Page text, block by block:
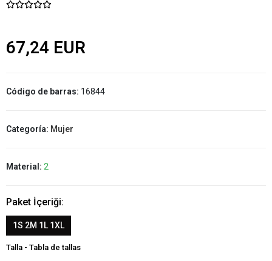
67,24 EUR
Código de barras: 16844
Categoría: Mujer
Material: 2
Paket İçeriği:
1S 2M 1L 1XL
Talla - Tabla de tallas